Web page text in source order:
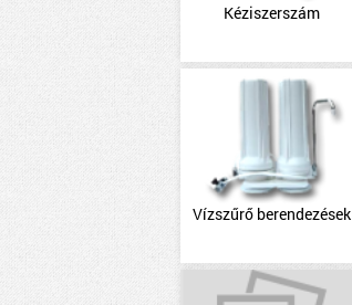
Kéziszerszám
Vízszűrő berendezések